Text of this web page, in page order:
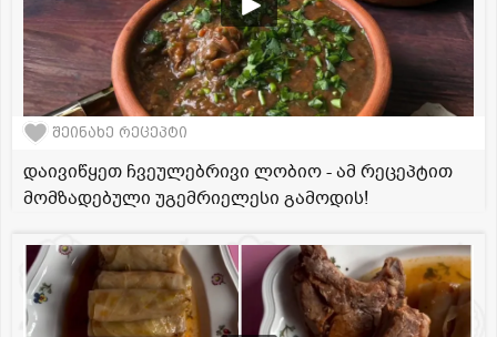
შეინახე რეცეპტი
დაივიწყეთ ჩვეულებრივი ლობიო - ამ რეცეპტით
მომზადებული უგემრიელესი გამოდის!